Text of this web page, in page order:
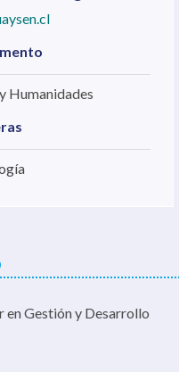
Humanidades
en Gestión y Desarrollo